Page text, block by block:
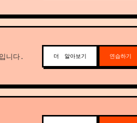
니다. 더 알아보기 연습하기